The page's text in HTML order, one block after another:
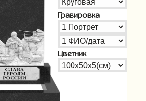
Гравировка
Цветник